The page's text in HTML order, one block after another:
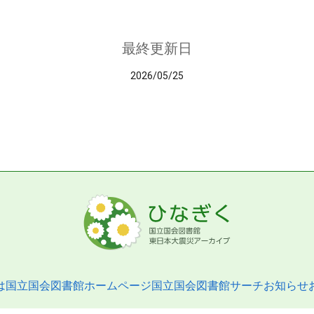
最終更新日
2026/05/25
国立国会図書館ホームページ国立国会図書館サーチお知らせ